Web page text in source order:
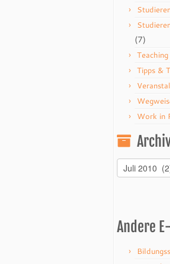
(7)
Tipps &
Work in
Archiv
Andere